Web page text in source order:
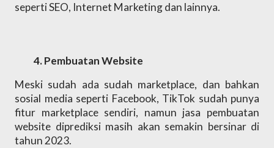
seperti SEO, Internet Marketing dan lainnya.
Pembuatan Website
Meski sudah ada sudah marketplace, dan bahkan
sosial media seperti Facebook, TikTok sudah punya
fitur marketplace sendiri, namun jasa pembuatan
website diprediksi masih akan semakin bersinar di
tahun 2023.